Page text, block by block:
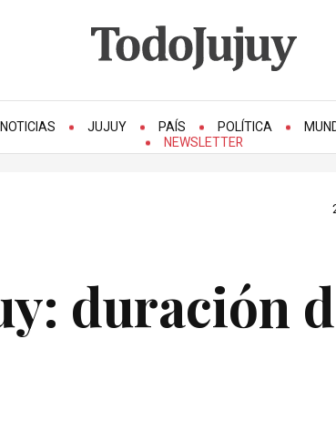
JUJUY PAÍS POLÍTICA
NEWSLETTER
duración